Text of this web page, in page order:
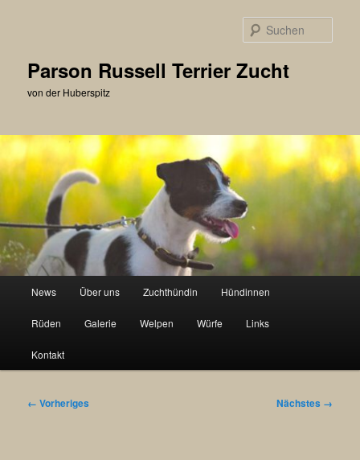
Parson Russell Terrier Zucht
von der Huberspitz
News Über uns Zuchthündin Hündinnen
Rüden Galerie Welpen Würfe Links
Kontakt
Bilder-
← Vorheriges Nächstes →